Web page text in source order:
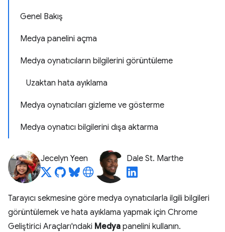
Genel Bakış
Medya panelini açma
Medya oynatıcıların bilgilerini görüntüleme
Uzaktan hata ayıklama
Medya oynatıcıları gizleme ve gösterme
Medya oynatıcı bilgilerini dışa aktarma
Jecelyn Yeen Dale St. Marthe
Tarayıcı sekmesine göre medya oynatıcılarla ilgili bilgileri
görüntülemek ve hata ayıklama yapmak için Chrome
Geliştirici Araçları'ndaki Medya panelini kullanın.